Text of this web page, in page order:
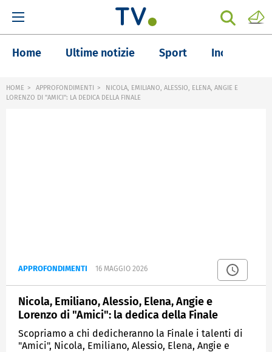
Home Ultime notizie Sport Inchieste
HOME APPROFONDIMENTI
NICOLA, EMILIANO, ALESSIO, ELENA, ANGIE E
LORENZO DI "AMICI": LA DEDICA DELLA FINALE
APPROFONDIMENTI 16 MAGGIO 2026
Nicola, Emiliano, Alessio, Elena, Angie e
Lorenzo di "Amici": la dedica della Finale
Scopriamo a chi dedicheranno la Finale i talenti di
"Amici", Nicola, Emiliano, Alessio, Elena, Angie e